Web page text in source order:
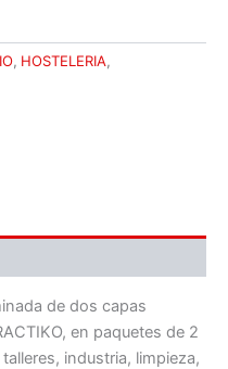
, HOSTELERIA,
de dos capas
en paquetes de 2
industria, limpieza,